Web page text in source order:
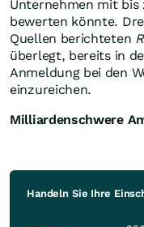
Unternehmen mit bis
bewerten könnte.
Quellen berichteten
überlegt, bereits in
Anmeldung bei den
einzureichen.
Milliardenschwere
Handeln Sie Ihre